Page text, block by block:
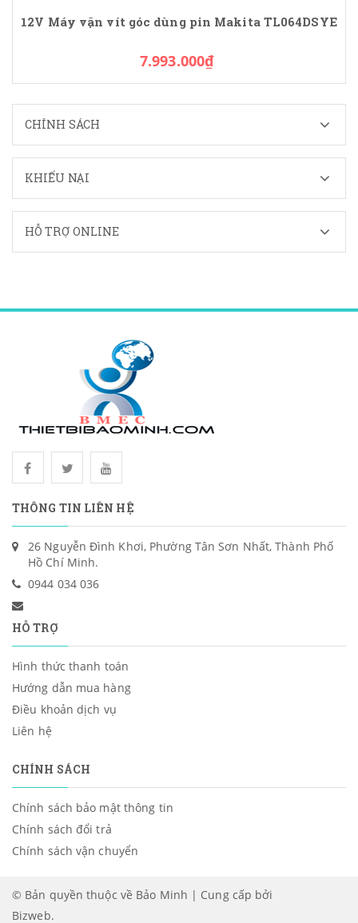
12V Máy vặn vít góc dùng pin Makita TL064DSYE
7.993.000₫
CHÍNH SÁCH
KHIẾU NẠI
HỖ TRỢ ONLINE
THÔNG TIN LIÊN HỆ
26 Nguyễn Đình Khơi, Phường Tân Sơn Nhất, Thành Phố
Hồ Chí Minh.
0944 034 036
HỖ TRỢ
Hình thức thanh toán
Hướng dẫn mua hàng
Điều khoản dịch vụ
Liên hệ
CHÍNH SÁCH
Chính sách bảo mật thông tin
Chính sách đổi trả
Chính sách vận chuyển
© Bản quyền thuộc về Bảo Minh | Cung cấp bởi
Bizweb.